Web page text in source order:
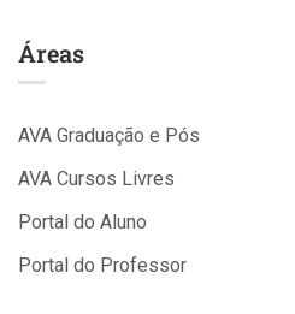
Áreas
AVA Graduação e Pós
AVA Cursos Livres
Portal do Aluno
Portal do Professor